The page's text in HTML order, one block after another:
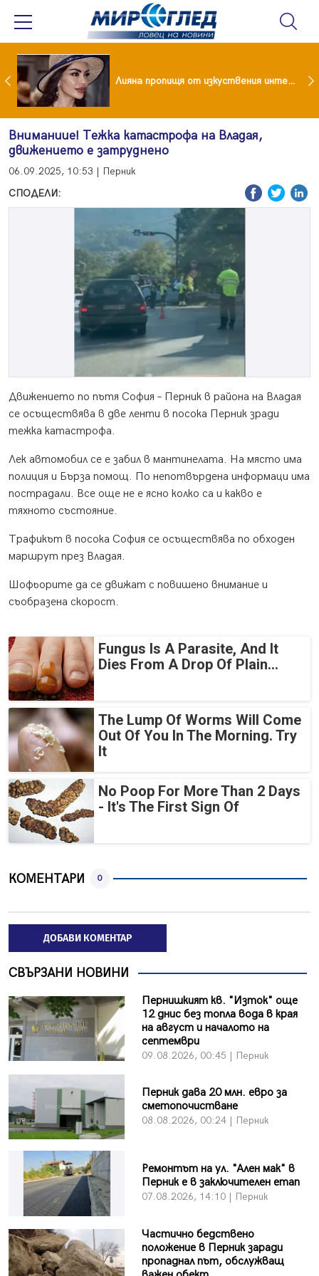
Популярен риалити герой заряза жена си заради друга Лияна пропищя от изкуствения интелект
Вниманиие! Тежка катастрофа на Владая,
движението е затруднено
06.09.2025, 10:53 | Перник
СПОДЕЛИ:
Движението по пътя София – Перник в района на Владая
се осъществява в две ленти в посока Перник зради
тежка катастрофа.
Лек автомобил се е забил в мантинелата. На място има
полиция и Бърза помощ. По непотвърдена информаци има
пострадали. Все още не е ясно колко са и какво е
тяхното състояние.
Трафикът в посока София се осъществява по обходен
маршрут през Владая.
Шофьорите да се движат с повишено внимание и
съобразена скорост.
Fungus Is A Parasite, And It
Dies From A Drop Of Plain...
The Lump Of Worms Will Come
Out Of You In The Morning. Try
It
No Poop For More Than 2 Days
- It's The First Sign Of
КОМЕНТАРИ 0
ДОБАВИ КОМЕНТАР
СВЪРЗАНИ НОВИНИ
Пернишкият кв. "Изток" още
12 днис без топла вода в края
на август и началото на
септември
09.08.2026, 00:45 | Перник
Перник дава 20 млн. евро за
сметопочистване
08.08.2026, 00:24 | Перник
Ремонтът на ул. "Ален мак" в
Перник е в заключителен етап
07.08.2026, 14:10 | Перник
Частично бедствено
положение в Перник заради
пропаднал път, обслужващ